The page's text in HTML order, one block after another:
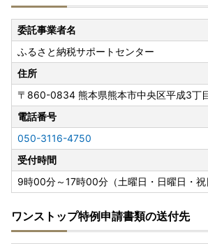
委託事業者名
ふるさと納税サポートセンター
住所
〒860-0834 熊本県熊本市中央区平成3丁
電話番号
050-3116-4750
受付時間
9時00分～17時00分（土曜日・日曜日・祝
ワンストップ特例申請書類の送付先